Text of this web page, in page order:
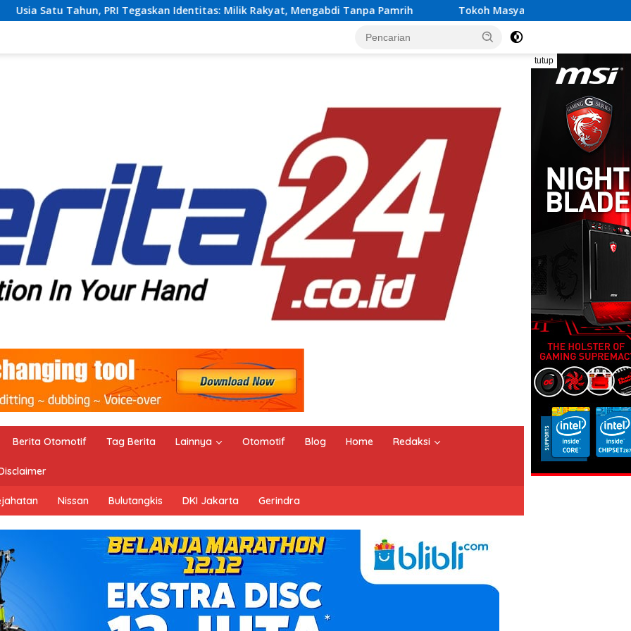
Tegaskan Identitas: Milik Rakyat, Mengabdi Tanpa Pamrih Tokoh Masyarakat Lampung Jadi Penggerak Partisipasi
tutup
Berita Otomotif Tag Berita Lainnya Otomotif Blog Home Redaksi
Nissan Bulutangkis DKI Jakarta Gerindra